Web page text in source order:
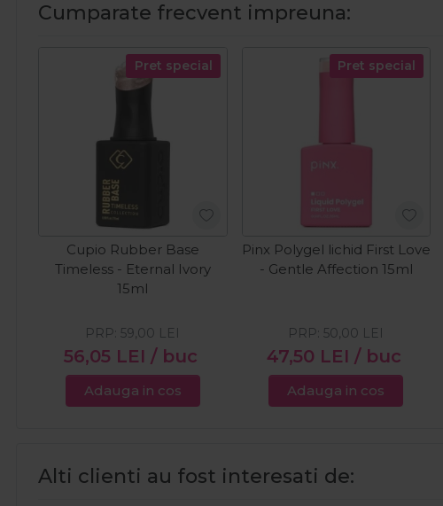
Cumparate frecvent impreuna:
Pret special
Cupio Rubber Base
Timeless - Eternal Ivory
15ml
56,05 LEI / buc
PRP: 59,00 LEI
Adauga in cos
Pret special
Pinx Polygel lichid First Love
- Gentle Affection 15ml
47,50 LEI / buc
PRP: 50,00 LEI
Adauga in cos
Alti clienti au fost interesati de: